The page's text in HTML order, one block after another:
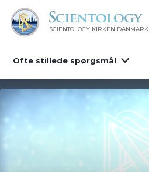
SCIENTOLOGY KIRKEN DANMARK
Ofte stillede spørgsmål